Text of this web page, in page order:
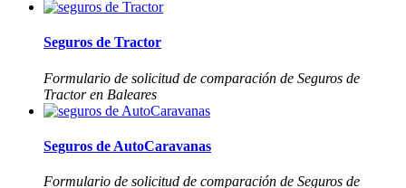
Seguros de Tractor
Formulario de solicitud de comparación de Seguros de
Tractor en Baleares
Seguros de AutoCaravanas
Formulario de solicitud de comparación de Seguros de